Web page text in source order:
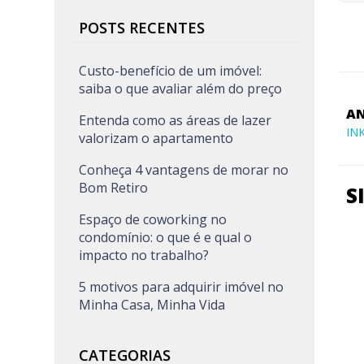
POSTS RECENTES
Custo-benefício de um imóvel:
saiba o que avaliar além do preço
Entenda como as áreas de lazer
valorizam o apartamento
Conheça 4 vantagens de morar no
Bom Retiro
Espaço de coworking no
condomínio: o que é e qual o
impacto no trabalho?
5 motivos para adquirir imóvel no
Minha Casa, Minha Vida
CATEGORIAS